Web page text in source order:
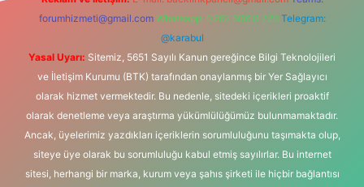
forumhizmeti@gmail.com Whatsapp: 0262 606 0 726 Telegram:
@karabul
Yasal Uyarı: Sitemiz, 5651 Sayılı Kanun gereğince Bilgi Teknolojileri
ve İletişim Kurumu (BTK) tarafından onaylanmış bir Yer Sağlayıcı
olarak hizmet vermektedir. Bu nedenle, sitedeki içerikleri proaktif
olarak denetleme veya araştırma yükümlülüğümüz bulunmamaktadır.
Ancak, üyelerimiz yazdıkları içeriklerin sorumluluğunu taşımakta olup,
siteye üye olarak bu sorumluluğu kabul etmiş sayılırlar. Bu internet
sitesi, herhangi bir marka, kurum veya şahıs şirketi ile hiçbir bağlantısı